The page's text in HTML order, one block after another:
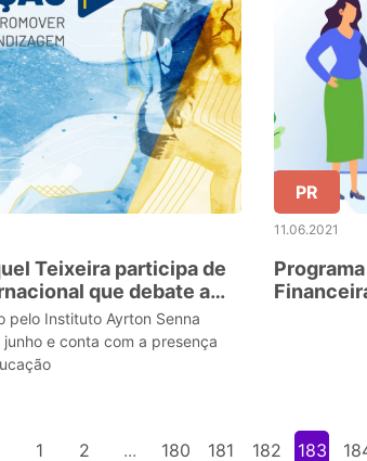
Teixeira participa de
que debate a
na pandemia
pelo Instituto Ayrton Senna
e conta com a presença
PR
11.06.2021
1 2 ... 180 181 182 183